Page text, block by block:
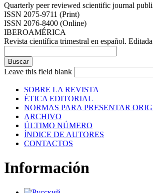
Quarterly peer reviewed scientific journal
ISSN 2075-9711 (Print)
ISSN 2076-8400 (Online)
IBEROAMÉRICA
Revista científica trimestral en español.
Leave this field blank
SOBRE LA REVISTA
ÉTICA EDITORIAL
NORMAS PARA PRESENTAR
ARCHIVO
ÚLTIMO NÚMERO
ÍNDICE DE AUTORES
CONTACTOS
Información